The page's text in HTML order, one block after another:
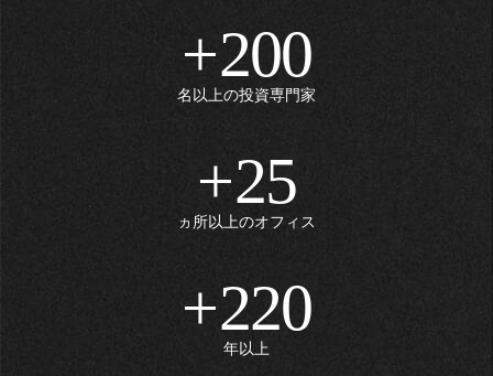
+200
名以上の投資専門家
+25
ヵ所以上のオフィス
+220
年以上